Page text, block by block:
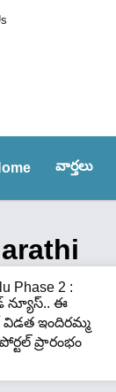
వార్త‌లు